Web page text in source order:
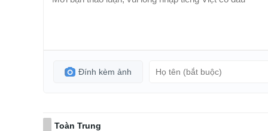
Đính kèm ảnh
Toàn Trung